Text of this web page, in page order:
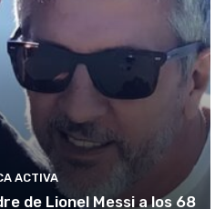
ACTIVA
de Lionel Messi a los 68